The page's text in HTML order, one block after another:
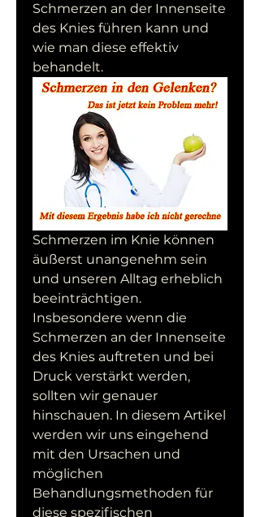
Schmerzen an der Innenseite
des Knies führen kann und
wie man diese effektiv
behandelt.
Schmerzen im Knie können
äußerst unangenehm sein
und unseren Alltag erheblich
beeinträchtigen.
Insbesondere wenn die
Schmerzen an der Innenseite
des Knies auftreten und bei
Druck verstärkt werden,
sollten wir genauer
hinschauen. In diesem Artikel
werden wir uns eingehend
mit den Ursachen und
möglichen
Behandlungsmethoden für
diese spezifischen